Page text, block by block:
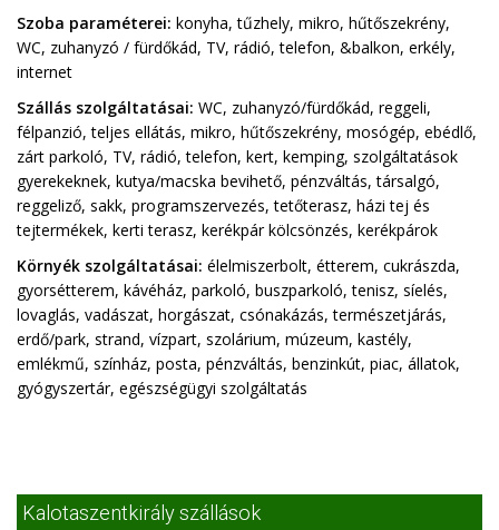
Szoba paraméterei: konyha, tűzhely, mikro, hűtőszekrény,
WC, zuhanyzó / fürdőkád, TV, rádió, telefon, &balkon, erkély,
internet
Szállás szolgáltatásai: WC, zuhanyzó/fürdőkád, reggeli,
félpanzió, teljes ellátás, mikro, hűtőszekrény, mosógép, ebédlő,
zárt parkoló, TV, rádió, telefon, kert, kemping, szolgáltatások
gyerekeknek, kutya/macska bevihető, pénzváltás, társalgó,
reggeliző, sakk, programszervezés, tetőterasz, házi tej és
tejtermékek, kerti terasz, kerékpár kölcsönzés, kerékpárok
Környék szolgáltatásai: élelmiszerbolt, étterem, cukrászda,
gyorsétterem, kávéház, parkoló, buszparkoló, tenisz, síelés,
lovaglás, vadászat, horgászat, csónakázás, természetjárás,
erdő/park, strand, vízpart, szolárium, múzeum, kastély,
emlékmű, színház, posta, pénzváltás, benzinkút, piac, állatok,
gyógyszertár, egészségügyi szolgáltatás
Kalotaszentkirály szállások